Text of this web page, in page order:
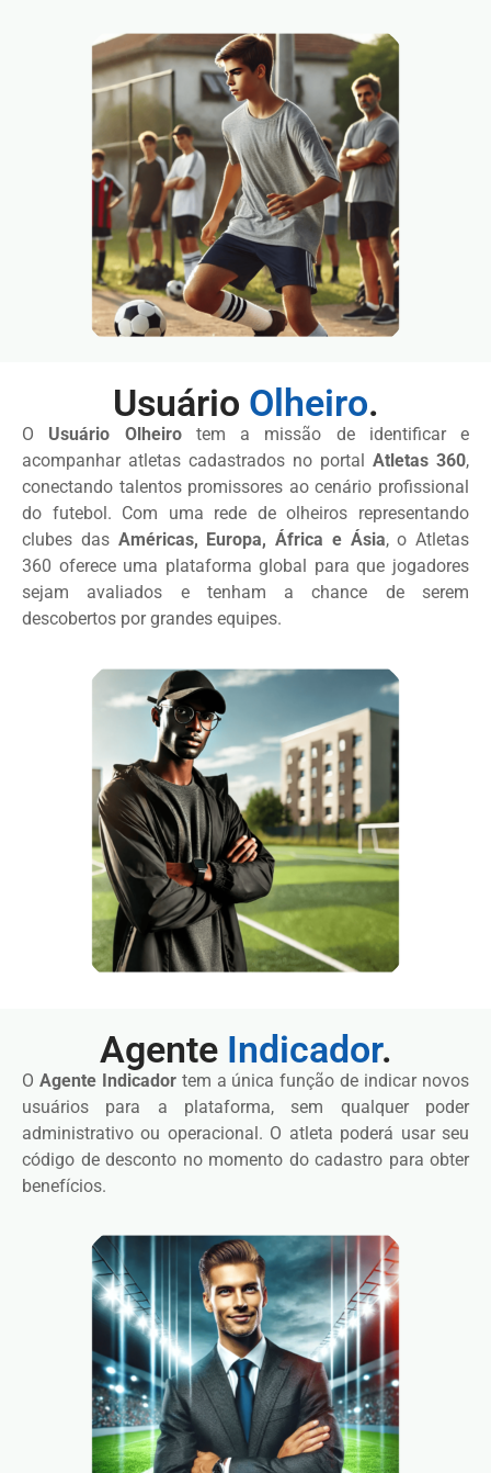
Usuário Olheiro.
O Usuário Olheirotem a missão de identificar e
acompanhar atletas cadastrados no portal Atletas 360,
conectando talentos promissores ao cenário profissional
do futebol. Com uma rede de olheiros representando
clubes das Américas, Europa, África e Ásia, o Atletas
360 oferece uma plataforma global para que jogadores
sejam avaliados e tenham a chance de serem
descobertos por grandes equipes.
Agente Indicador.
O Agente Indicadortem a única função de indicar novos
usuários para a plataforma, sem qualquer poder
administrativo ou operacional. O atleta poderá usar seu
código de desconto no momento do cadastro para obter
benefícios.